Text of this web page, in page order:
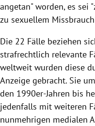
angetan" worden, es sei
zu sexuellem
Die 22 Fälle beziehen
strafrechtlich relevante
weltweit wurden diese
Anzeige gebracht. Sie
den 1990er-Jahren bis
jedenfalls mit weiteren
nunmehrigen medialen